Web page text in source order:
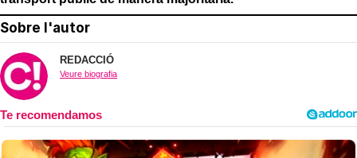
Sobre l'autor
REDACCIÓ
Veure biografia